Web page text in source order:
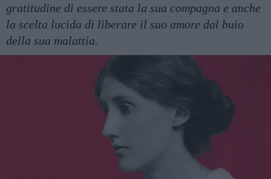
gratitudine di essere stata la sua compagna e anche
la scelta lucida di liberare il suo amore dal buio
della sua malattia.